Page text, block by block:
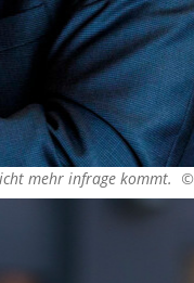
mehr infrage kommt. ©